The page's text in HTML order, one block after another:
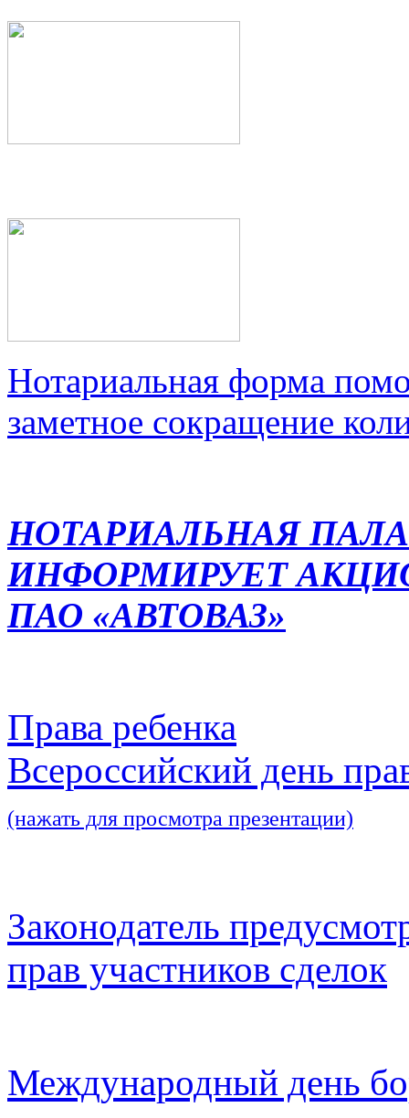
Нотариальная форма
заметное сокращение
НОТАРИАЛЬНАЯ
ИНФОРМИРУЕТ
ПАО «АВТОВАЗ»
Права ребенка
Всероссийский день
(нажать для просмотра презентации)
Законодатель
прав участников сделок
Международный день